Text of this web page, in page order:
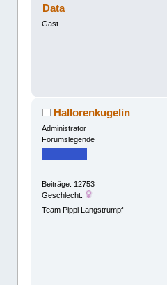
Data
Gast
Hallorenkugelin
Administrator
Forumslegende
Beiträge: 12753
Geschlecht:
Team Pippi Langstrumpf